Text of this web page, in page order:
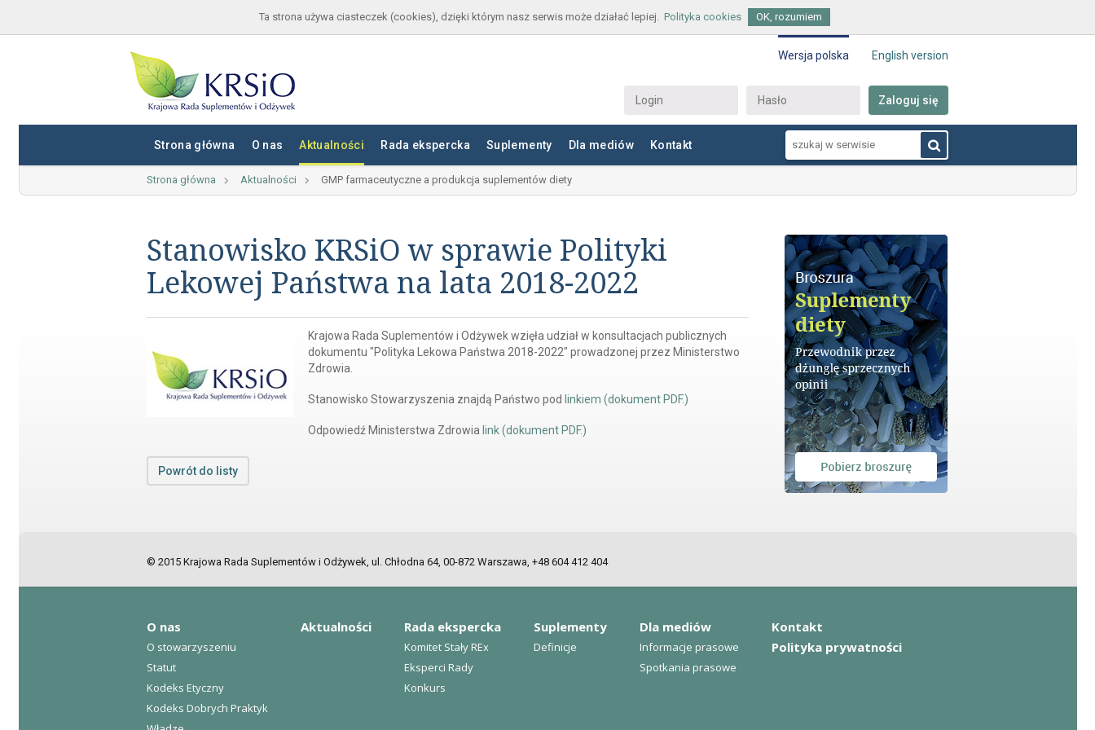
Ta strona używa ciasteczek (cookies), dzięki którym nasz serwis może działać lepiej. Polityka cookies OK, rozumiem
Wersja polska English version
Zaloguj się
Strona główna O nas Aktualności Rada ekspercka Suplementy Dla mediów Kontakt
Strona główna Aktualności GMP farmaceutyczne a produkcja suplementów diety
Stanowisko KRSiO w sprawie Polityki
Lekowej Państwa na lata 2018-2022
Krajowa Rada Suplementów i Odżywek wzięła udział w konsultacjach publicznych
dokumentu "Polityka Lekowa Państwa 2018-2022" prowadzonej przez Ministerstwo
Zdrowia.
Stanowisko Stowarzyszenia znajdą Państwo pod linkiem (dokument PDF.)
Odpowiedź Ministerstwa Zdrowia link (dokument PDF.)
Powrót do listy
© 2015 Krajowa Rada Suplementów i Odżywek, ul. Chłodna 64, 00-872 Warszawa, +48 604 412 404
O nas
O stowarzyszeniu
Statut
Kodeks Etyczny
Kodeks Dobrych Praktyk
Aktualności Rada ekspercka
Komitet Stały REx
Eksperci Rady
Konkurs
Suplementy
Definicje
Dla mediów
Informacje prasowe
Spotkania prasowe
Kontakt
Polityka prywatności